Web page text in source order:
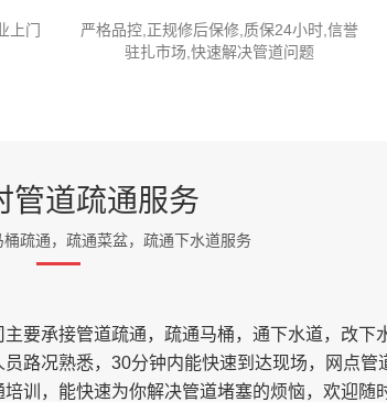
上门
严格品控,正规修后保修,质保24小时,信誉
驻扎市场,快速解决管道问题
管道疏通服务
疏通，疏通菜盆，疏通下水道服务
主要承接管道疏通，疏通马桶，通下水道，改下
员路况熟悉，30分钟内能快速到达现场，网点
培训，能快速为你解决管道堵塞的烦恼，欢迎随